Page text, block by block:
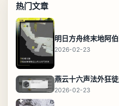
热门文章
2026-02-23
燕云十六声法外狂
2026-02-23